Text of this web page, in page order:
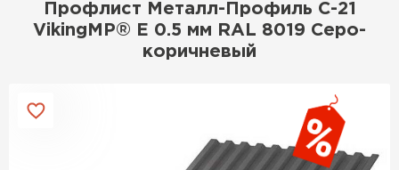
Профлист Металл-Профиль С-21
VikingMP® E 0.5 мм RAL 8019 Серо-
коричневый
Расчет штакетника для забора
Расчет водостока
Расчет софитов для кровли
Расчет кровли из профнастила